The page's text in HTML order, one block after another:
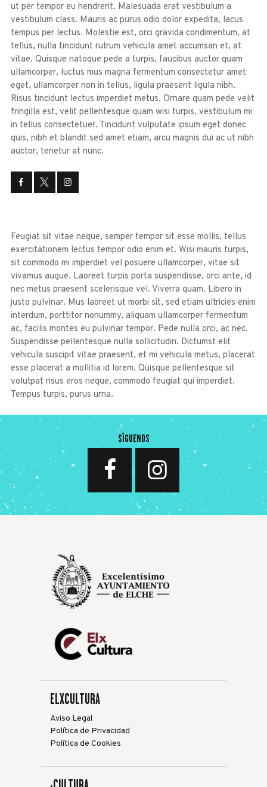
ut per tempor eu hendrerit. Malesuada erat vestibulum a
vestibulum class. Mauris ac purus odio dolor expedita, lacus
tempus per lectus. Molestie est, orci gravida condimentum, at
tellus, nulla tincidunt rutrum vehicula amet accumsan et, at
vitae. Quisque natoque pede a turpis, faucibus auctor quam
ullamcorper, luctus mus magna fermentum consectetur amet
eget, ullamcorper non in tellus, ligula praesent ligula nibh.
Risus tincidunt lectus imperdiet metus. Ornare quam pede velit
fringilla est, velit pellentesque quam wisi turpis, vestibulum mi
in tellus consectetuer. Tincidunt vulputate ipsum eget donec
quis, nibh et blandit sed amet etiam, arcu magnis dui ac ut nibh
auctor, tenetur at nunc.
Feugiat sit vitae neque, semper tempor sit esse mollis, tellus
exercitationem lectus tempor odio enim et. Wisi mauris turpis,
sit commodo mi imperdiet vel posuere ullamcorper, vitae sit
vivamus augue. Laoreet turpis porta suspendisse, orci ante, id
nec metus praesent scelerisque vel. Viverra quam. Libero in
justo pulvinar. Mus laoreet ut morbi sit, sed etiam ultricies enim
interdum, porttitor nonummy, aliquam ullamcorper fermentum
ac, facilis montes eu pulvinar tempor. Pede nulla orci, ac nec.
Suspendisse pellentesque nulla sollicitudin. Dictumst elit
vehicula suscipit vitae praesent, et mi vehicula metus, placerat
esse placerat a mollitia id lorem. Quisque pellentesque sit
volutpat risus eros neque, commodo feugiat qui imperdiet.
Tempus turpis, purus urna.
SÍGUENOS
ELXCULTURA
Aviso Legal
Política de Privacidad
Política de Cookies